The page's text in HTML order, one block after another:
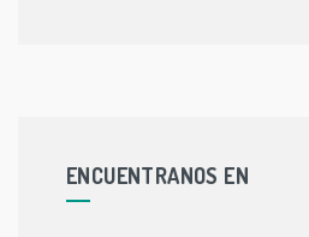
ENCUENTRANOS EN